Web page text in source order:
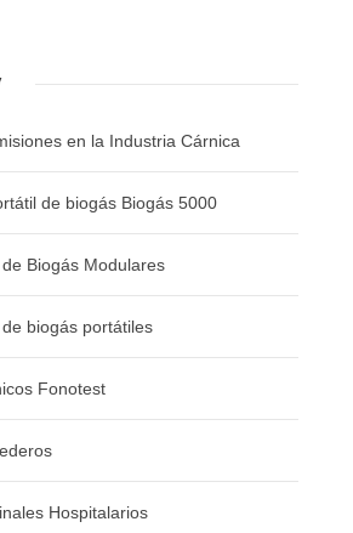
en la Industria Cárnica
de biogás Biogás 5000
Biogás Modulares
biogás portátiles
Fonotest
Hospitalarios